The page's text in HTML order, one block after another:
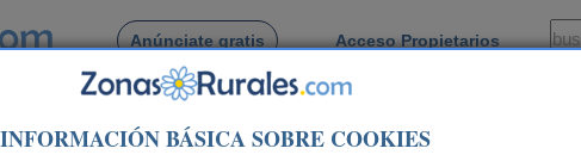
Anúnciate gratis Acceso Propietarios
Busca por pueblo
INFORMACIÓN BÁSICA SOBRE COOKIES